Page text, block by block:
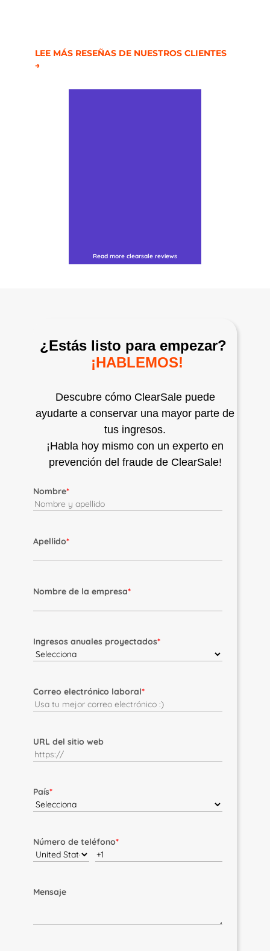
LEE MÁS RESEÑAS DE NUESTROS CLIENTES
→
Read more clearsale reviews
¿Estás listo para empezar?
¡HABLEMOS!
Descubre cómo ClearSale puede
ayudarte a conservar una mayor parte de
tus ingresos.
¡Habla hoy mismo con un experto en
prevención del fraude de ClearSale!
Nombre*
Apellido*
Nombre de la empresa*
Ingresos anuales proyectados*
Correo electrónico laboral*
URL del sitio web
País*
Número de teléfono*
Mensaje